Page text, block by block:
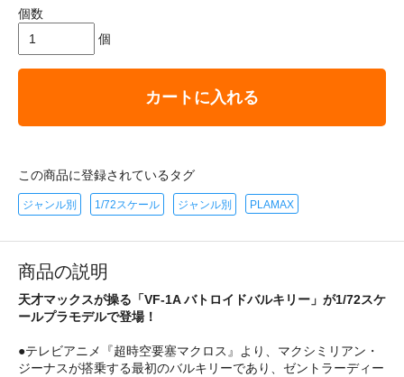
個数
個
カートに入れる
この商品に登録されているタグ
ジャンル別 1/72スケール ジャンル別 PLAMAX
商品の説明
天才マックスが操る「VF-1A バトロイドバルキリー」が1/72スケ
ールプラモデルで登場！
●テレビアニメ『超時空要塞マクロス』より、マクシミリアン・
ジーナスが搭乗する最初のバルキリーであり、ゼントラーディー